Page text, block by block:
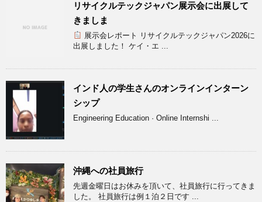
リサイクルテックジャパン展示会に出展して
きましま
展示会レポート リサイクルテックジャパン2026に
出展しました！ ケイ・エ ...
インド人の学生さんのオンラインインターン
シップ
Engineering Education · Online Internshi ...
沖縄への社員旅行
先週金曜日はお休みを頂いて、社員旅行に行ってきま
した。 社員旅行は例１泊２日です ...